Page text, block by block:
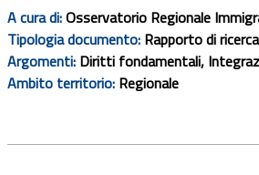
A cura di:Osservatorio Regionale
Tipologia documento: Rapporto di ricerca
Argomenti: Diritti fondamentali,
Ambito territorio: Regionale